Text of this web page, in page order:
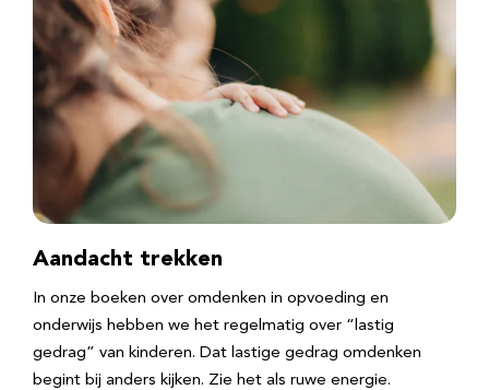
Aandacht trekken
In onze boeken over omdenken in opvoeding en
onderwijs hebben we het regelmatig over “lastig
gedrag” van kinderen. Dat lastige gedrag omdenken
begint bij anders kijken. Zie het als ruwe energie.